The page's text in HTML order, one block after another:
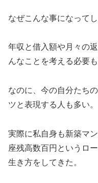
なぜこんな事になって
年収と借入額や月々の
んなことを考える必要も
なのに、今の自分たち
ツと表現する人も多い。
実際に私自身も新築マ
座残高数百円というロ
生き方をしてきた。